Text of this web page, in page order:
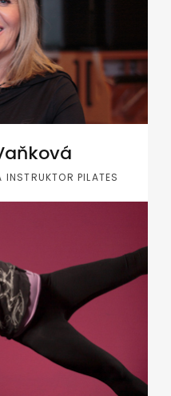
PILATES